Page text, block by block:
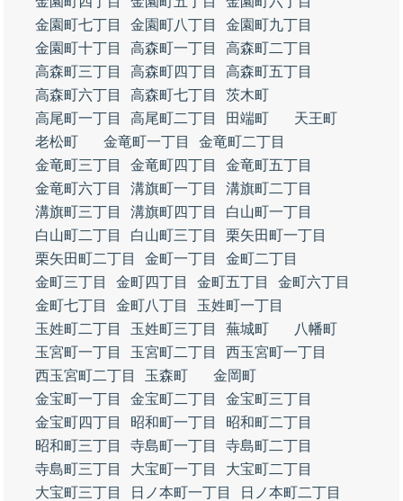
金園町七丁目
金園町八丁目
金園町九丁目
金園町十丁目
高森町一丁目
高森町二丁目
高森町三丁目
高森町四丁目
高森町五丁目
高森町六丁目
高森町七丁目
茨木町
高尾町一丁目
高尾町二丁目 田端町
天王町
老松町
金竜町一丁目
金竜町二丁目
金竜町三丁目
金竜町四丁目
金竜町五丁目
金竜町六丁目
溝旗町一丁目
溝旗町二丁目
溝旗町三丁目
溝旗町四丁目
白山町一丁目
白山町二丁目
白山町三丁目
栗矢田町一丁目
栗矢田町二丁目
金町一丁目
金町二丁目
金町三丁目
金町四丁目 金町五丁目
金町六丁目
金町七丁目
金町八丁目
玉姓町一丁目
玉姓町二丁目
玉姓町三丁目 蕪城町
八幡町
玉宮町一丁目
玉宮町二丁目
西玉宮町一丁目
西玉宮町二丁目
玉森町
金岡町
金宝町一丁目
金宝町二丁目
金宝町三丁目
金宝町四丁目
昭和町一丁目
昭和町二丁目
昭和町三丁目
寺島町一丁目
寺島町二丁目
寺島町三丁目
大宝町一丁目
大宝町二丁目
大宝町三丁目
日ノ本町一丁目
日ノ本町二丁目